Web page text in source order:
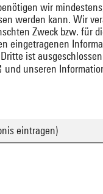
wir
werden kann. Wir
Zweck bzw. für
eingetragenen
ist
und unseren
eintragen)